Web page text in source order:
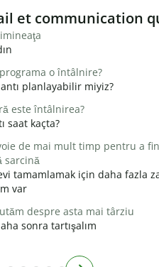
6 et communication
o întâlnire?
planlayabilir miyiz?
este întâlnirea?
saat kaçta?
de mai mult timp pentru a
sarcină
tamamlamak için daha fazla
var
despre asta mai târziu
sonra tartışalım